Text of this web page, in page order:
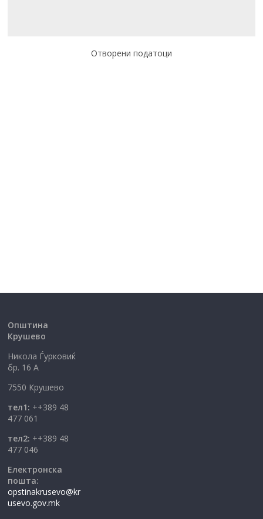
Отворени податоци
Општина
Крушево
Никола Ѓурковиќ
бр. 16 А
7550 Крушево
тел1: ++389 48
477 061
тел2: ++389 48
477 046
Електронска
пошта:
opstinakrusevo@kr
usevo.gov.mk